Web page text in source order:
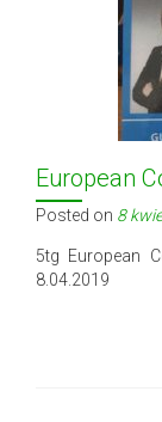
European
Posted on 8
5tg European
8.04.2019